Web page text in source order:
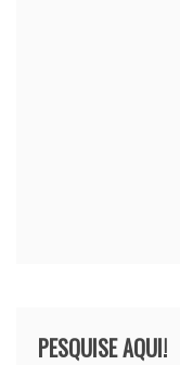
PESQUISE AQUI!